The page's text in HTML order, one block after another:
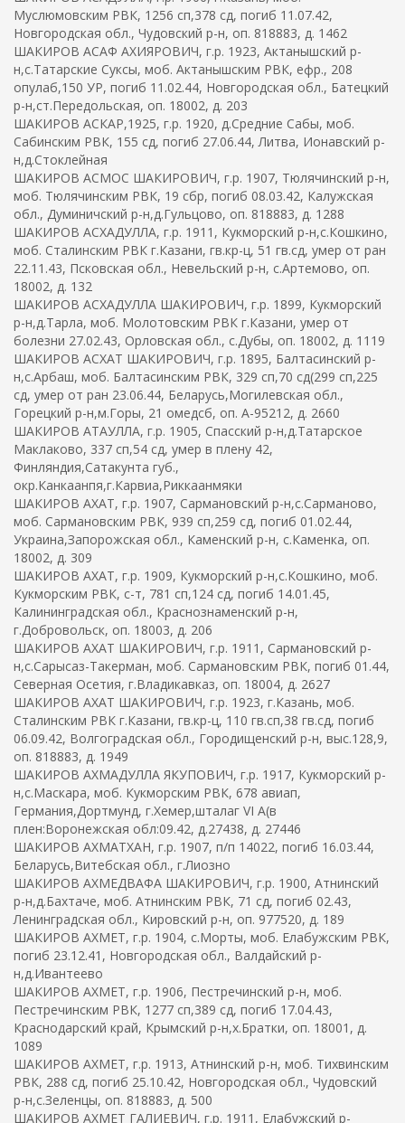
Муслюмовским РВК, 1256 сп,378 сд, погиб 11.07.42,
Новгородская обл., Чудовский р-н, оп. 818883, д. 1462
ШАКИРОВ АСАФ АХИЯРОВИЧ, г.р. 1923, Актанышский р-
н,с.Татарские Суксы, моб. Актанышским РВК, ефр., 208
опулаб,150 УР, погиб 11.02.44, Новгородская обл., Батецкий
р-н,ст.Передольская, оп. 18002, д. 203
ШАКИРОВ АСКАР,1925, г.р. 1920, д.Средние Сабы, моб.
Сабинским РВК, 155 сд, погиб 27.06.44, Литва, Ионавский р-
н,д.Стоклейная
ШАКИРОВ АСМОС ШАКИРОВИЧ, г.р. 1907, Тюлячинский р-н,
моб. Тюлячинским РВК, 19 сбр, погиб 08.03.42, Калужская
обл., Думиничский р-н,д.Гульцово, оп. 818883, д. 1288
ШАКИРОВ АСХАДУЛЛА, г.р. 1911, Кукморский р-н,с.Кошкино,
моб. Сталинским РВК г.Казани, гв.кр-ц, 51 гв.сд, умер от ран
22.11.43, Псковская обл., Невельский р-н, с.Артемово, оп.
18002, д. 132
ШАКИРОВ АСХАДУЛЛА ШАКИРОВИЧ, г.р. 1899, Кукморский
р-н,д.Тарла, моб. Молотовским РВК г.Казани, умер от
болезни 27.02.43, Орловская обл., с.Дубы, оп. 18002, д. 1119
ШАКИРОВ АСХАТ ШАКИРОВИЧ, г.р. 1895, Балтасинский р-
н,с.Арбаш, моб. Балтасинским РВК, 329 сп,70 сд(299 сп,225
сд, умер от ран 23.06.44, Беларусь,Могилевская обл.,
Горецкий р-н,м.Горы, 21 омедсб, оп. А-95212, д. 2660
ШАКИРОВ АТАУЛЛА, г.р. 1905, Спасский р-н,д.Татарское
Маклаково, 337 сп,54 сд, умер в плену 42,
Финляндия,Сатакунта губ.,
окр.Канкаанпя,г.Карвиа,Риккаанмяки
ШАКИРОВ АХАТ, г.р. 1907, Сармановский р-н,с.Сарманово,
моб. Сармановским РВК, 939 сп,259 сд, погиб 01.02.44,
Украина,Запорожская обл., Каменский р-н, с.Каменка, оп.
18002, д. 309
ШАКИРОВ АХАТ, г.р. 1909, Кукморский р-н,с.Кошкино, моб.
Кукморским РВК, с-т, 781 сп,124 сд, погиб 14.01.45,
Калининградская обл., Краснознаменский р-н,
г.Добровольск, оп. 18003, д. 206
ШАКИРОВ АХАТ ШАКИРОВИЧ, г.р. 1911, Сармановский р-
н,с.Сарысаз-Такерман, моб. Сармановским РВК, погиб 01.44,
Северная Осетия, г.Владикавказ, оп. 18004, д. 2627
ШАКИРОВ АХАТ ШАКИРОВИЧ, г.р. 1923, г.Казань, моб.
Сталинским РВК г.Казани, гв.кр-ц, 110 гв.сп,38 гв.сд, погиб
06.09.42, Волгоградская обл., Городищенский р-н, выс.128,9,
оп. 818883, д. 1949
ШАКИРОВ АХМАДУЛЛА ЯКУПОВИЧ, г.р. 1917, Кукморский р-
н,с.Маскара, моб. Кукморским РВК, 678 авиап,
Германия,Дортмунд, г.Хемер,шталаг VI A(в
плен:Воронежская обл:09.42, д.27438, д. 27446
ШАКИРОВ АХМАТХАН, г.р. 1907, п/п 14022, погиб 16.03.44,
Беларусь,Витебская обл., г.Лиозно
ШАКИРОВ АХМЕДВАФА ШАКИРОВИЧ, г.р. 1900, Атнинский
р-н,д.Бахтаче, моб. Атнинским РВК, 71 сд, погиб 02.43,
Ленинградская обл., Кировский р-н, оп. 977520, д. 189
ШАКИРОВ АХМЕТ, г.р. 1904, с.Морты, моб. Елабужским РВК,
погиб 23.12.41, Новгородская обл., Валдайский р-
н,д.Ивантеево
ШАКИРОВ АХМЕТ, г.р. 1906, Пестречинский р-н, моб.
Пестречинским РВК, 1277 сп,389 сд, погиб 17.04.43,
Краснодарский край, Крымский р-н,х.Братки, оп. 18001, д.
1089
ШАКИРОВ АХМЕТ, г.р. 1913, Атнинский р-н, моб. Тихвинским
РВК, 288 сд, погиб 25.10.42, Новгородская обл., Чудовский
р-н,с.Зеленцы, оп. 818883, д. 500
ШАКИРОВ АХМЕТ ГАЛИЕВИЧ, г.р. 1911, Елабужский р-